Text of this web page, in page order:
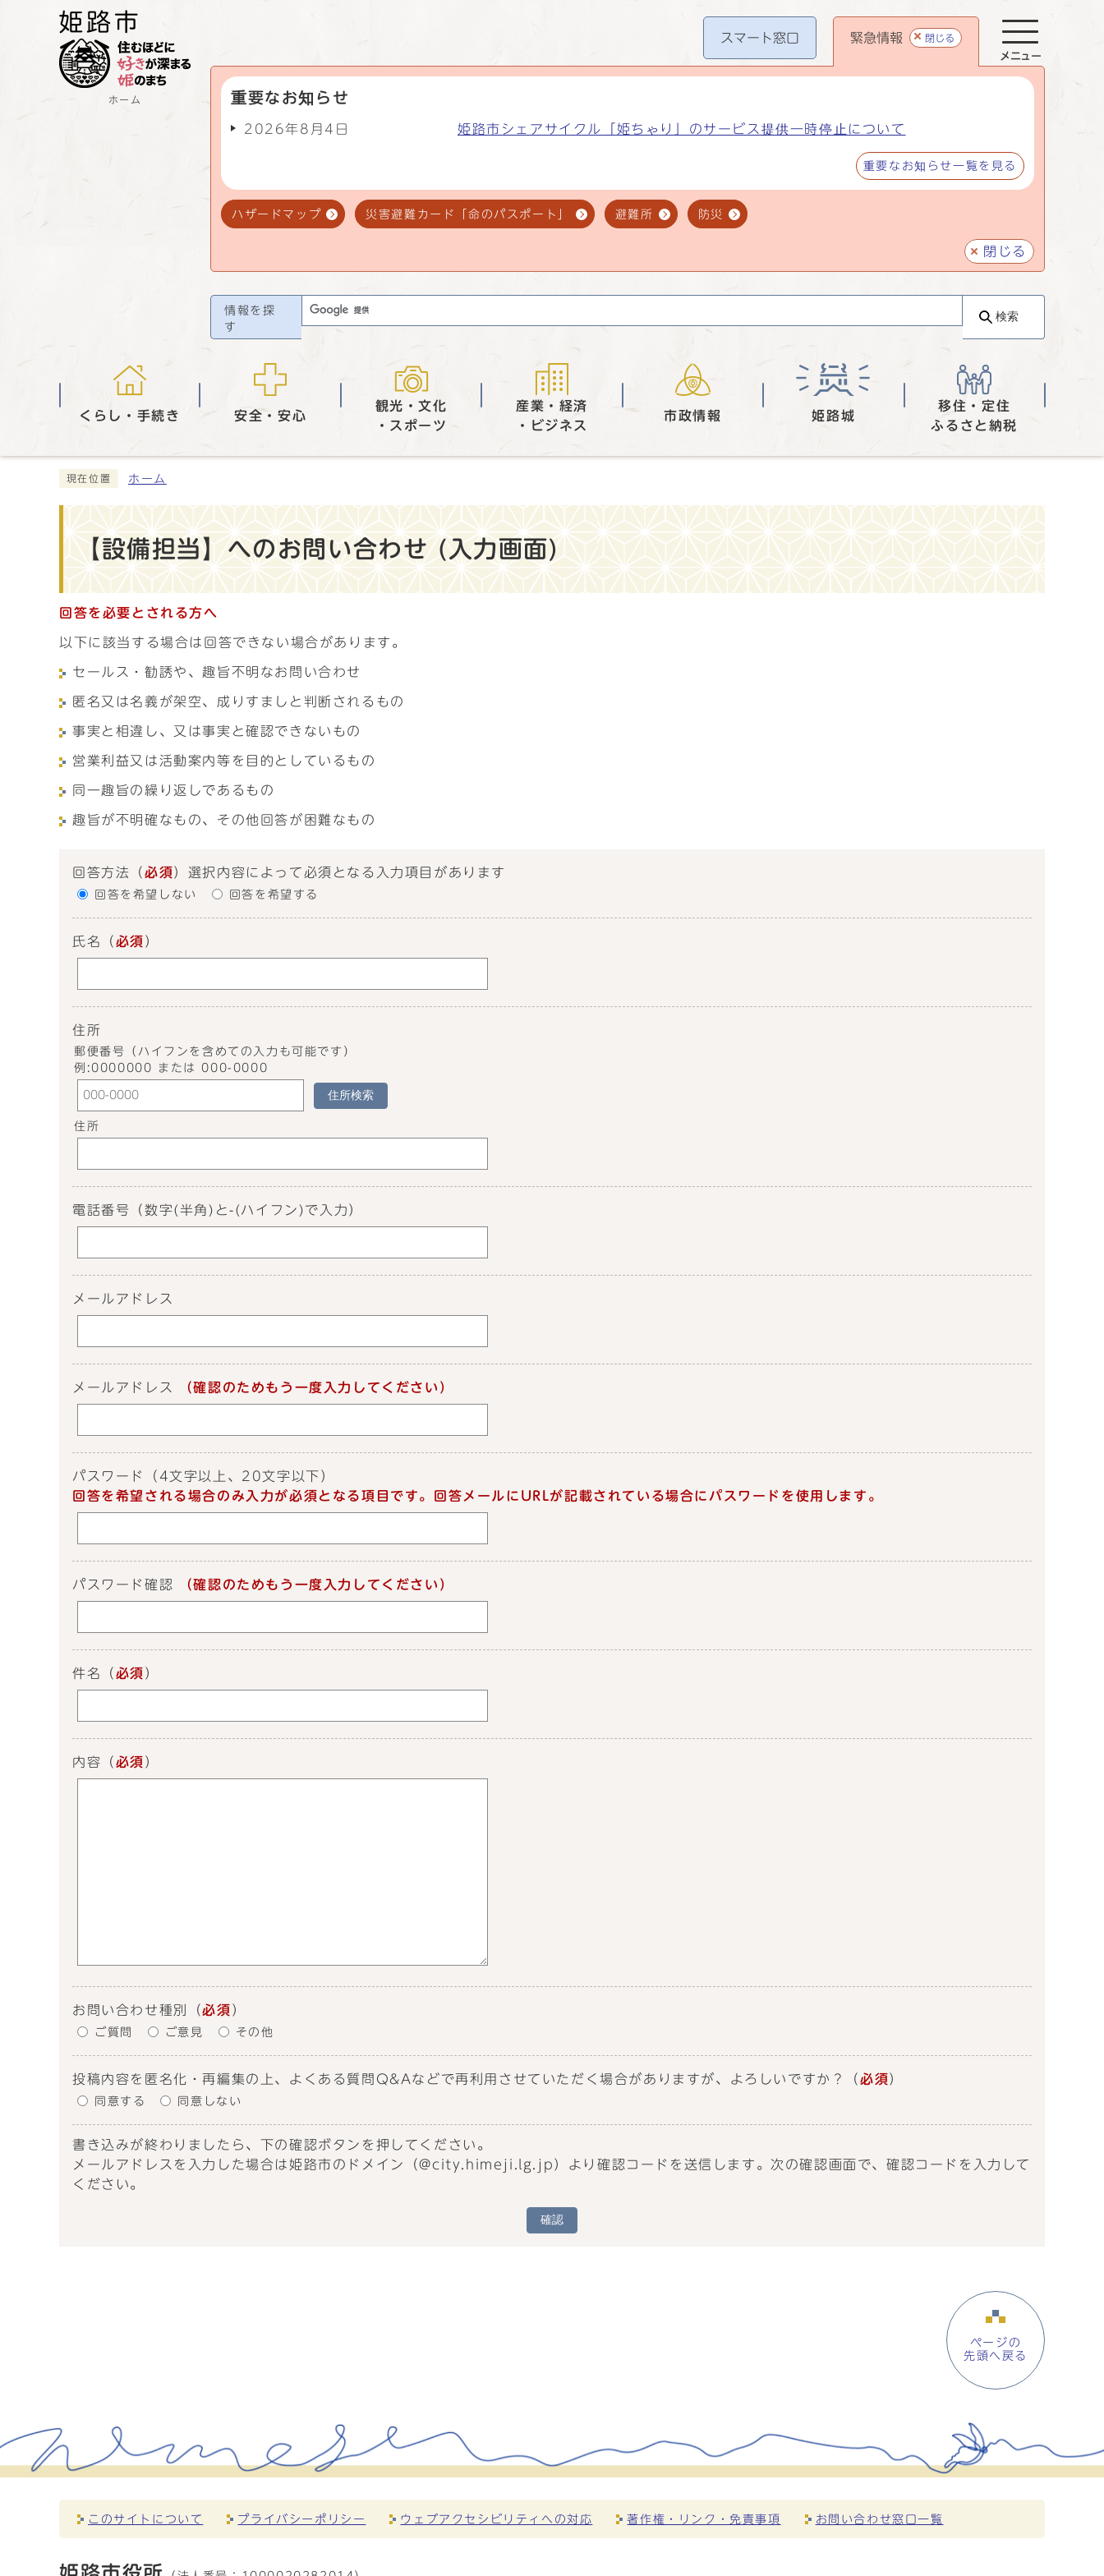
ホーム
スマート窓口 緊急情報 閉じる
重要なお知らせ
2026年8月4日 姫路市シェアサイクル「姫ちゃり」のサービス提供一時停止について
重要なお知らせ一覧を見る
ハザードマップ 災害避難カード「命のパスポート」 避難所 防災
閉じる
メニュー
情報を探
す
検索
くらし・手続き 安全・安心
観光・文化
・スポーツ
産業・経済
・ビジネス
市政情報 姫路城
移住・定住
ふるさと納税
現在位置 ホーム
【設備担当】へのお問い合わせ (入力画面)
回答を必要とされる方へ
以下に該当する場合は回答できない場合があります。
セールス・勧誘や、趣旨不明なお問い合わせ
匿名又は名義が架空、成りすましと判断されるもの
事実と相違し、又は事実と確認できないもの
営業利益又は活動案内等を目的としているもの
同一趣旨の繰り返しであるもの
趣旨が不明確なもの、その他回答が困難なもの
回答方法 （ 必須 ）選択内容によって必須となる入力項目があります
回答を希望しない 回答を希望する
氏名 （ 必須 ）
住所
郵便番号（ハイフンを含めての入力も可能です）
例:0000000 または 000-0000
住所検索
住所
電話番号 （数字(半角)と-(ハイフン)で入力）
メールアドレス
メールアドレス （確認のためもう一度入力してください）
パスワード
（4文字以上、20文字以下）
回答を希望される場合のみ入力が必須となる項目です。回答メールにURLが記載されている場合にパスワードを使用します。
パスワード確認 （確認のためもう一度入力してください）
件名 （ 必須 ）
内容 （ 必須 ）
お問い合わせ種別 （必須 ）
ご質問 ご意見 その他
投稿内容を匿名化・再編集の上、よくある質問Q&Aなどで再利用させていただく場合がありますが、よろしいですか？ （ 必須 ）
同意する 同意しない
書き込みが終わりましたら、下の確認ボタンを押してください。
メールアドレスを入力した場合は姫路市のドメイン（@city.himeji.lg.jp）より確認コードを送信します。次の確認画面で、確認コードを入力して
ください。
確認
ページの
先頭へ戻る
このサイトについて プライバシーポリシー ウェブアクセシビリティへの対応 著作権・リンク・免責事項 お問い合わせ窓口一覧